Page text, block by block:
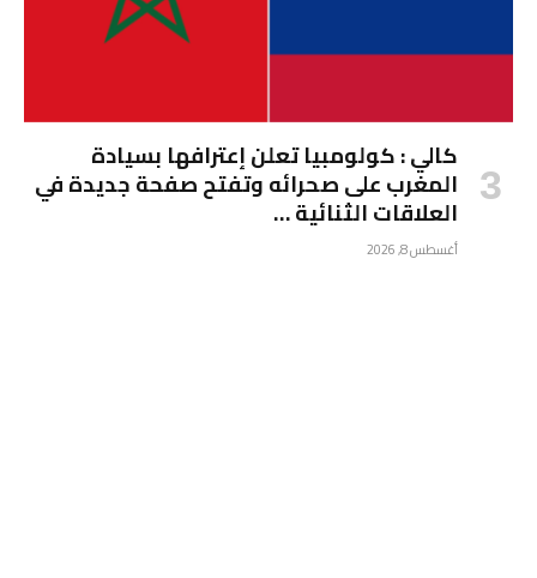
كالي : كولومبيا تعلن إعترافها بسيادة
المغرب على صحرائه وتفتح صفحة جديدة في
العلاقات الثنائية …
أغسطس 8, 2026